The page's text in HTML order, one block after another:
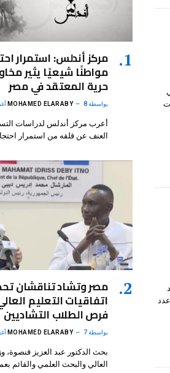
مواطنًا شيعيًا يثير
حرية المعتقد في مصر
بواسطة MOHAMED ELARABY 8 أغسطس، 2026
أعرب مركز أندلس لدراسات
العنف عن قلقه من استمرار
مصر وتشاد تناقشان
اتفاقيات التعليم
فرص الطلاب التشاديين
بواسطة MOHAMED ELARABY 7 أغسطس، 2026
بحث الدكتور عبد العزيز قنصوة،
العالي والبحث العلمي والقائم